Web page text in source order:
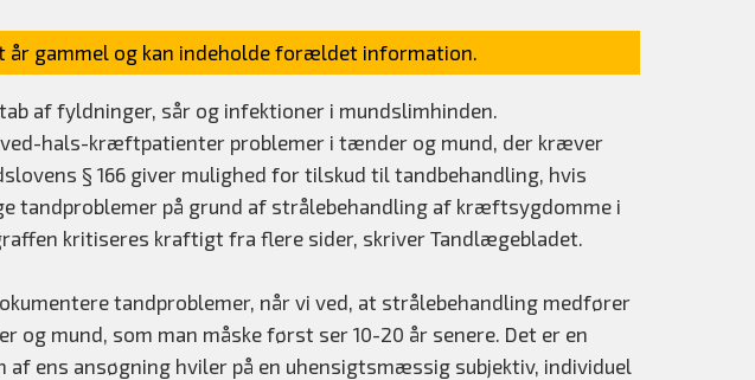
år gammel og kan indeholde forældet information.
af fyldninger, sår og infektioner i mundslimhinden.
hals-kræftpatienter problemer i tænder og mund, der kræver
§ 166 giver mulighed for tilskud til tandbehandling, hvis
tandproblemer på grund af strålebehandling af kræftsygdomme i
kritiseres kraftigt fra flere sider, skriver Tandlægebladet.
tandproblemer, når vi ved, at strålebehandling medfører
mund, som man måske først ser 10-20 år senere. Det er en
af ens ansøgning hviler på en uhensigtsmæssig subjektiv, individuel